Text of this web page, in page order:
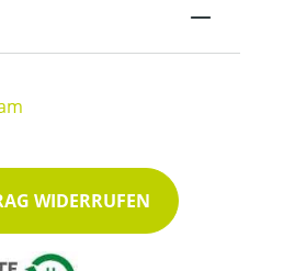
WIDERRUFEN